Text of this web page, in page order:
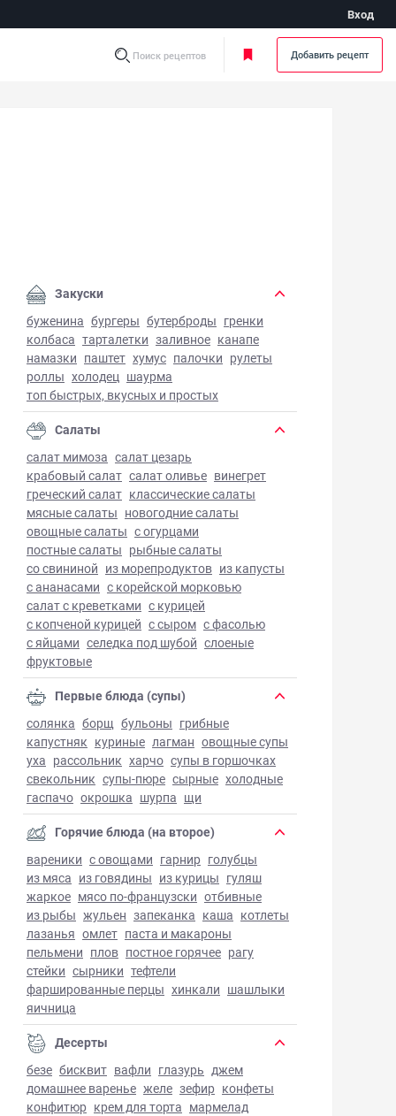
Вход
Поиск рецептов Добавить рецепт
Мужские слезы - фото готового блюда
Закуски
буженина бургеры бутерброды гренки
колбаса тарталетки заливное канапе
намазки паштет хумус палочки рулеты
роллы холодец шаурма
топ быстрых, вкусных и простых
Салаты
салат мимоза салат цезарь
крабовый салат салат оливье винегрет
греческий салат классические салаты
мясные салаты новогодние салаты
овощные салаты с огурцами
постные салаты рыбные салаты
со свининой из морепродуктов из капусты
с ананасами с корейской морковью
салат с креветками с курицей
с копченой курицей с сыром с фасолью
с яйцами селедка под шубой слоеные
фруктовые
Первые блюда (супы)
солянка борщ бульоны грибные
капустняк куриные лагман овощные супы
уха рассольник харчо супы в горшочках
свекольник супы-пюре сырные холодные
гаспачо окрошка шурпа щи
Горячие блюда (на второе)
вареники с овощами гарнир голубцы
из мяса из говядины из курицы гуляш
жаркое мясо по-французски отбивные
из рыбы жульен запеканка каша котлеты
лазанья омлет паста и макароны
пельмени плов постное горячее рагу
стейки сырники тефтели
фаршированные перцы хинкали шашлыки
яичница
Десерты
безе бисквит вафли глазурь джем
домашнее варенье желе зефир конфеты
конфитюр крем для торта мармелад